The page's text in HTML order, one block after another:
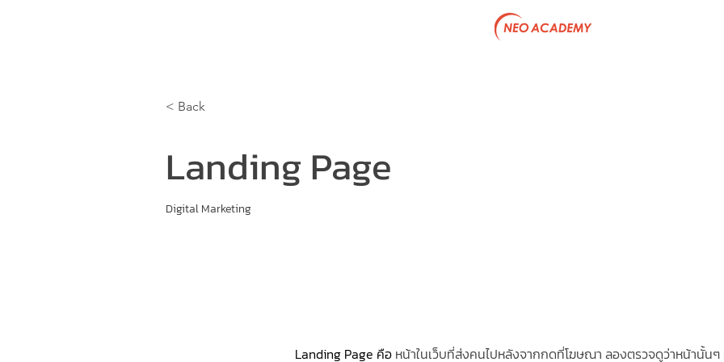
< Back
Landing Page
Digital Marketing
Landing Page คือ หน้าในเว็บที่ส่งคนไปหลังจากกดที่โฆษณา ลองตรวจดูว่าหน้านั้น